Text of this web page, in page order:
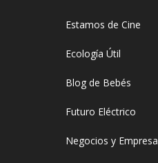
Estamos de Cine
Ecología Útil
Blog de Bebés
Futuro Eléctrico
Negocios y Empresa